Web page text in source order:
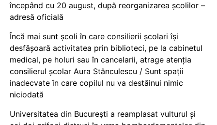
începând cu 20 august, după reorganizarea școlilor –
adresă oficială
Încă mai sunt școli în care consilierii școlari își
desfășoară activitatea prin biblioteci, pe la cabinetul
medical, pe holuri sau în cancelarii, atrage atenția
consilierul școlar Aura Stănculescu / Sunt spații
inadecvate în care copilul nu va destăinui nimic
niciodată
Universitatea din București a reamplasat vulturul și